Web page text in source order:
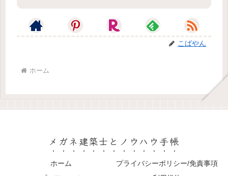
こばやん
ホーム
メガネ建築士とノウハウ手帳
ホーム
プライバシーポリシー/免責事項